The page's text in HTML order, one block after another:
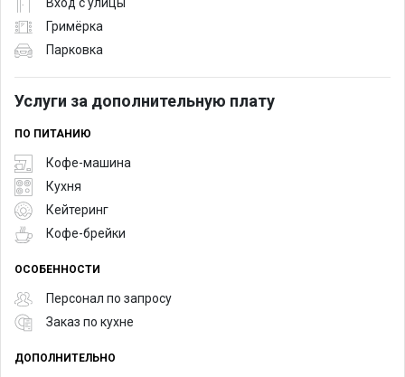
Гримёрка
Парковка
Услуги за дополнительную плату
ПО ПИТАНИЮ
Кофе-машина
Кухня
Кейтеринг
Кофе-брейки
ОСОБЕННОСТИ
Персонал по запросу
Заказ по кухне
ДОПОЛНИТЕЛЬНО